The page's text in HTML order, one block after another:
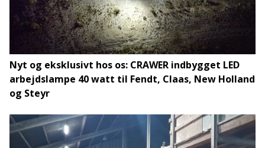
Nyt og eksklusivt hos os: CRAWER indbygget LED
arbejdslampe 40 watt til Fendt, Claas, New Holland
og Steyr